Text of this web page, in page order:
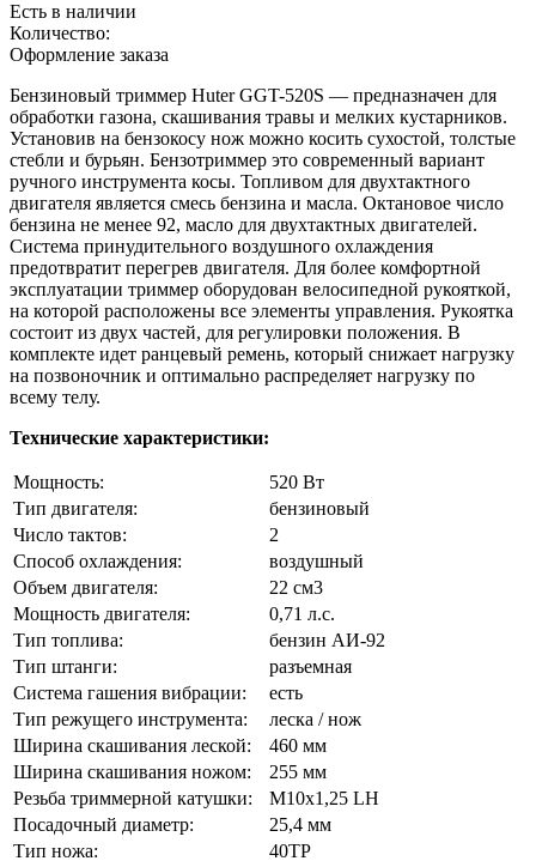
Есть в наличии
Количество:
Оформление заказа
Бензиновый триммер Huter GGT-520S — предназначен для
обработки газона, скашивания травы и мелких кустарников.
Установив на бензокосу нож можно косить сухостой, толстые
стебли и бурьян. Бензотриммер это современный вариант
ручного инструмента косы. Топливом для двухтактного
двигателя является смесь бензина и масла. Октановое число
бензина не менее 92, масло для двухтактных двигателей.
Система принудительного воздушного охлаждения
предотвратит перегрев двигателя. Для более комфортной
эксплуатации триммер оборудован велосипедной рукояткой,
на которой расположены все элементы управления. Рукоятка
состоит из двух частей, для регулировки положения. В
комплекте идет ранцевый ремень, который снижает нагрузку
на позвоночник и оптимально распределяет нагрузку по
всему телу.
Технические характеристики:
Мощность:
520 Вт
Тип двигателя:
бензиновый
Число тактов:
2
Способ охлаждения:
воздушный
Объем двигателя:
22 см3
Мощность двигателя:
0,71 л.с.
Тип топлива:
бензин АИ-92
Тип штанги:
разъемная
Система гашения вибрации:
есть
Тип режущего инструмента:
леска / нож
Ширина скашивания леской:
460 мм
Ширина скашивания ножом:
255 мм
Резьба триммерной катушки:
М10х1,25 LH
Посадочный диаметр:
25,4 мм
Тип ножа:
40TP